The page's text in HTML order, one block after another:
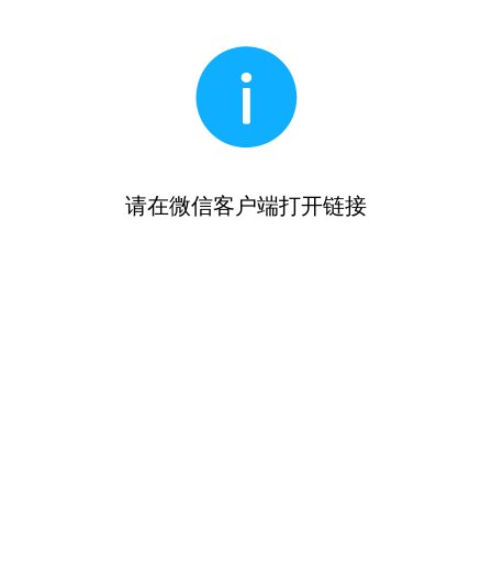
请在微信客户端打开链接